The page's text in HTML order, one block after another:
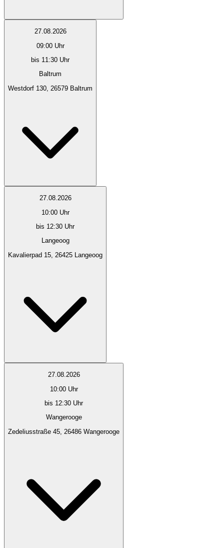
27.08.2026
09:00 Uhr
bis 11:30 Uhr
Baltrum
Westdorf 130, 26579 Baltrum
27.08.2026
10:00 Uhr
bis 12:30 Uhr
Langeoog
Kavalierpad 15, 26425 Langeoog
27.08.2026
10:00 Uhr
bis 12:30 Uhr
Wangerooge
Zedeliusstraße 45, 26486 Wangerooge